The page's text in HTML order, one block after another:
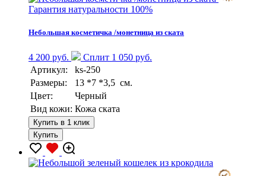
Гарантия натуральности 100%
Небольшая косметичка /монетница из ската
4 200 руб.
Сплит 1 050 руб.
Артикул:
ks-250
Размеры:
13 *7 *3,5 см.
Цвет:
Черный
Вид кожи: Кожа ската
Купить в 1 клик
Купить